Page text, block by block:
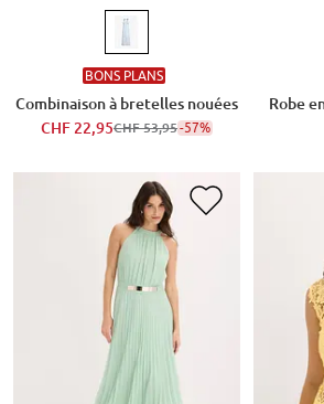
BONS PLANS
Combinaison à bretelles nouées
CHF 22,95CHF 53,95-57%
Robe